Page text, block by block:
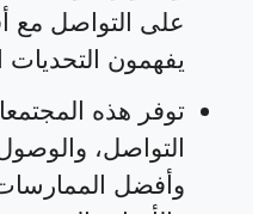
على التواصل مع
يفهمون التحديات
توفر هذه
التواصل،
وأفضل